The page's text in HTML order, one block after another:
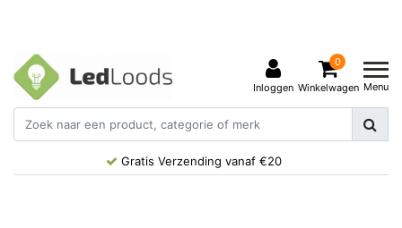
Inloggen
0
Winkelwagen Menu
Gratis Verzending vanaf €20